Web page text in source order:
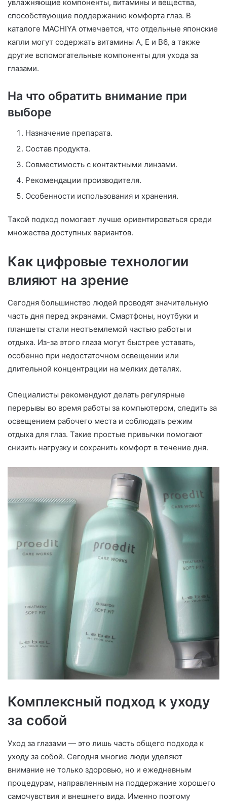
увлажняющие компоненты, витамины и вещества,
способствующие поддержанию комфорта глаз. В
каталоге MACHIYA отмечается, что отдельные японские
капли могут содержать витамины A, E и B6, а также
другие вспомогательные компоненты для ухода за
глазами.
На что обратить внимание при
выборе
Назначение препарата.
Состав продукта.
Совместимость с контактными линзами.
Рекомендации производителя.
Особенности использования и хранения.
Такой подход помогает лучше ориентироваться среди
множества доступных вариантов.
Как цифровые технологии
влияют на зрение
Сегодня большинство людей проводят значительную
часть дня перед экранами. Смартфоны, ноутбуки и
планшеты стали неотъемлемой частью работы и
отдыха. Из-за этого глаза могут быстрее уставать,
особенно при недостаточном освещении или
длительной концентрации на мелких деталях.
Специалисты рекомендуют делать регулярные
перерывы во время работы за компьютером, следить за
освещением рабочего места и соблюдать режим
отдыха для глаз. Такие простые привычки помогают
снизить нагрузку и сохранить комфорт в течение дня.
Комплексный подход к уходу
за собой
Уход за глазами — это лишь часть общего подхода к
уходу за собой. Сегодня многие люди уделяют
внимание не только здоровью, но и ежедневным
процедурам, направленным на поддержание хорошего
самочувствия и внешнего вида. Именно поэтому